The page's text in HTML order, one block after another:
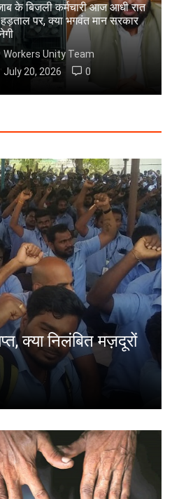
के बिजली कर्मचारी आज आधी रात
पर, क्या भगवंत मान सरकार
Workers Unity Team
July 20, 2026
0
क्या निलंबित मज़दूरों